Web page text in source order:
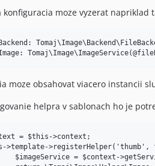
konfiguracia moze vyzerat napriklad
moze obsahovat viacero instancii
helpra v sablonach ho je
= $this->context;
>template-